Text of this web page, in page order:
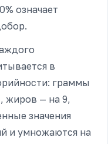
означает
в
граммы
жиров — на 9,
значения
и умножаются на